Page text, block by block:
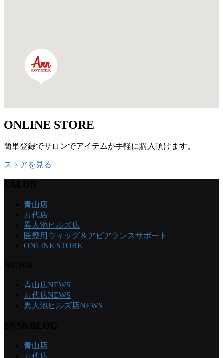
ONLINE STORE
簡単登録でサロンでアイテムが手軽に購入頂けます。
ストアを見る
青山店
万代店
異人池ヒルズ店
医療用ウィッグ＆アピアランスサポート
ONLINE STORE
青山店NEWS
万代店NEWS
異人池ヒルズ店NEWS
青山店
万代店